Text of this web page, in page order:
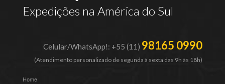
Expedições na América do Sul
Celular/WhatsApp!: +55 (11) 98165 0990
(Atendimento personalizado de segunda à sexta das 9h às 18h)
Home